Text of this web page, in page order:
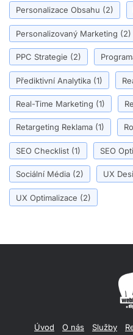
Personalizace Obsahu (2)
Personalizovaný Marketing (2)
PPC Strategie (2)
Přediktivní Analytika (1)
Real-Time Marketing (1)
Retargeting Reklama (1)
SEO Checklist (1) SEO
Sociální Média (2) UX
UX Optimalizace (2)
Úvod O nás Služby